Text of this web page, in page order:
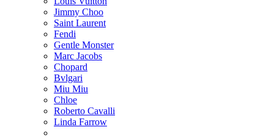
Jimmy Choo
Saint Laurent
Fendi
Gentle Monster
Marc Jacobs
Chopard
Bvlgari
Miu Miu
Chloe
Roberto Cavalli
Linda Farrow